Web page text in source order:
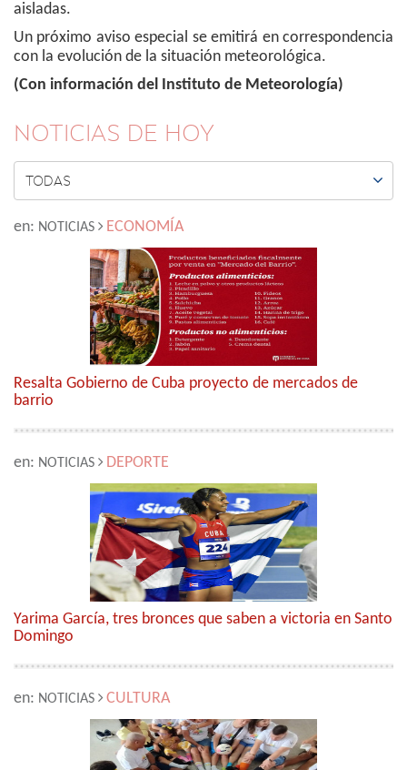
aisladas.
Un próximo aviso especial se emitirá en correspondencia
con la evolución de la situación meteorológica.
(Con información del Instituto de Meteorología)
NOTICIAS DE HOY
TODAS 
en: NOTICIAS ECONOMÍA
Resalta Gobierno de Cuba proyecto de mercados de
barrio
en: NOTICIAS DEPORTE
Yarima García, tres bronces que saben a victoria en Santo
Domingo
en: NOTICIAS CULTURA